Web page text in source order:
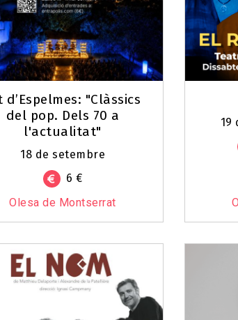
d’Espelmes: "Clàssics
del pop. Dels 70 a
l'actualitat"
18 de setembre
6 €
Olesa de Montserrat
19